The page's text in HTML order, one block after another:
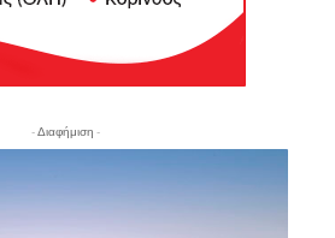
- Διαφήμιση -